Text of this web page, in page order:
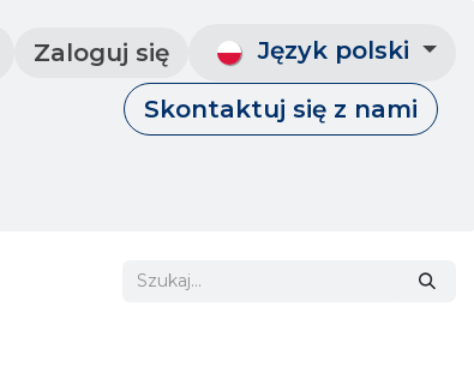
Zaloguj się Język polski
Skontaktuj się z nami